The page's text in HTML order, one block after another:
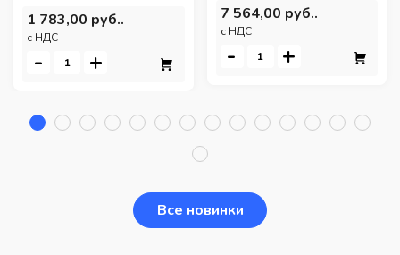
1 783,00 руб..
c НДС
- +
7 564,00 руб..
c НДС
- +
Все новинки